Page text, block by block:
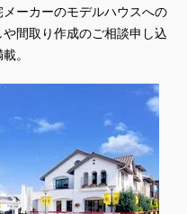
ーカーのモデルハウスへの
間取り作成のご相談申し込
。